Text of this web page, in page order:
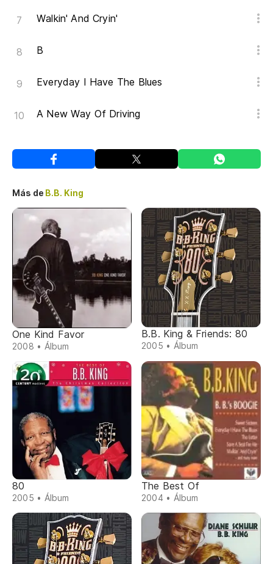
Walkin' And Cryin'
B
Everyday I Have The Blues
A New Way Of Driving
Más de B.B. King
One Kind Favor
2008 • Álbum
B.B. King & Friends: 80
2005 • Álbum
80
2005 • Álbum
The Best Of
2004 • Álbum